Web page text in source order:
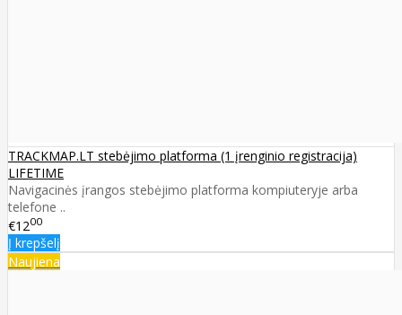
TRACKMAP.LT stebėjimo platforma (1 įrenginio registracija)
LIFETIME
Navigacinės įrangos stebėjimo platforma kompiuteryje arba
telefone ..
€1200
Į krepšelį
Naujiena